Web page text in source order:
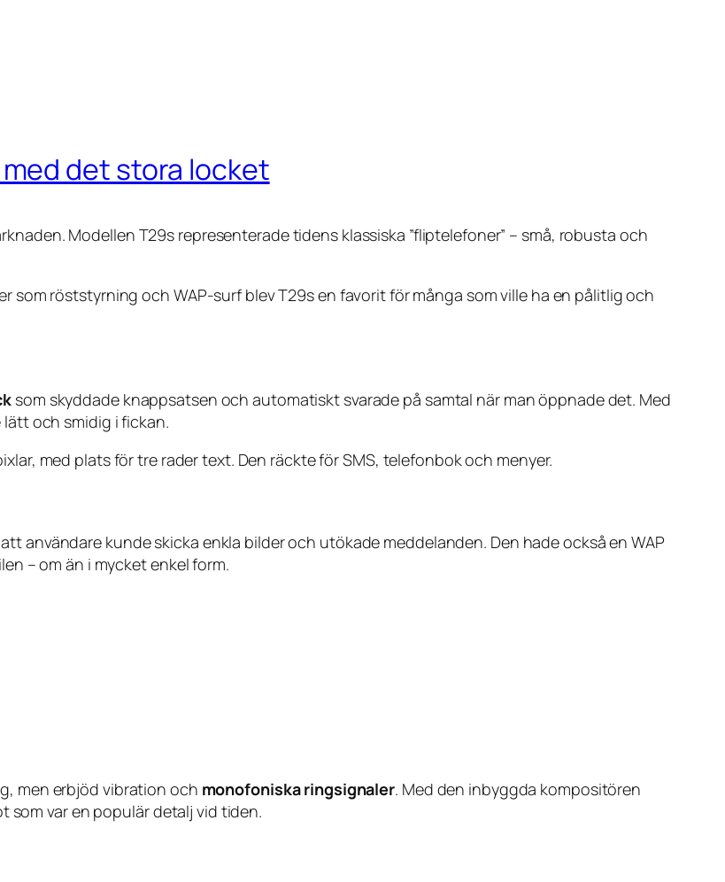
det stora locket
Modellen T29s representerade tidens klassiska ”fliptelefoner” – små, robusta och
röststyrning och WAP-surf blev T29s en favorit för många som ville ha en pålitlig och
som skyddade knappsatsen och automatiskt svarade på samtal när man öppnade det. Med
lätt och smidig i fickan.
med plats för tre rader text. Den räckte för SMS, telefonbok och menyer.
användare kunde skicka enkla bilder och utökade meddelanden. Den hade också en WAP
– om än i mycket enkel form.
men erbjöd vibration och monofoniska ringsignaler. Med den inbyggda kompositören
som var en populär detalj vid tiden.